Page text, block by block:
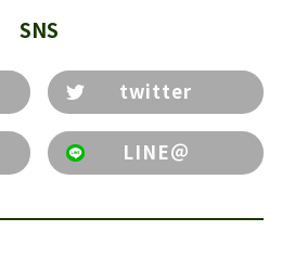
SNS
twitter
LINE＠